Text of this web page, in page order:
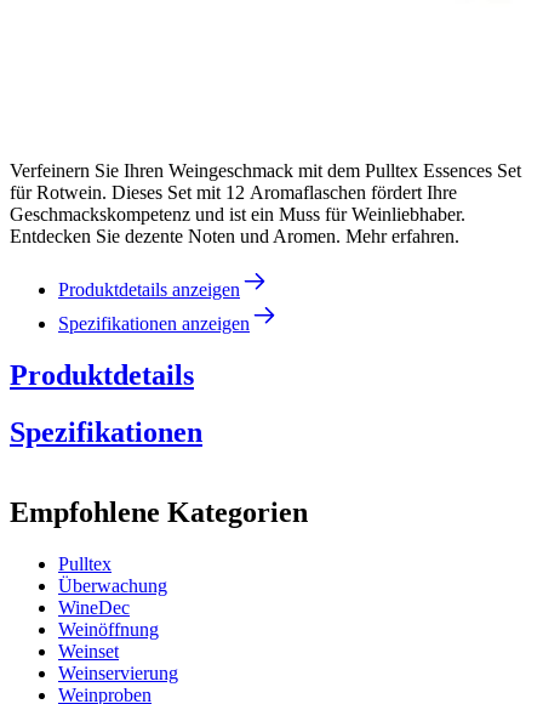
Verfeinern Sie Ihren Weingeschmack mit dem Pulltex Essences Set
für Rotwein. Dieses Set mit 12 Aromaflaschen fördert Ihre
Geschmackskompetenz und ist ein Muss für Weinliebhaber.
Entdecken Sie dezente Noten und Aromen. Mehr erfahren.
Produktdetails anzeigen
Spezifikationen anzeigen
Produktdetails
Spezifikationen
Produktnummer107-764-00
Abmessungen (BxHxT cm)
Gewicht (kg)
Höhe (cm)19
Tiefe (cm)
Empfohlene Kategorien
Pulltex
Überwachung
WineDec
Weinöffnung
Weinset
Weinservierung
Weinproben